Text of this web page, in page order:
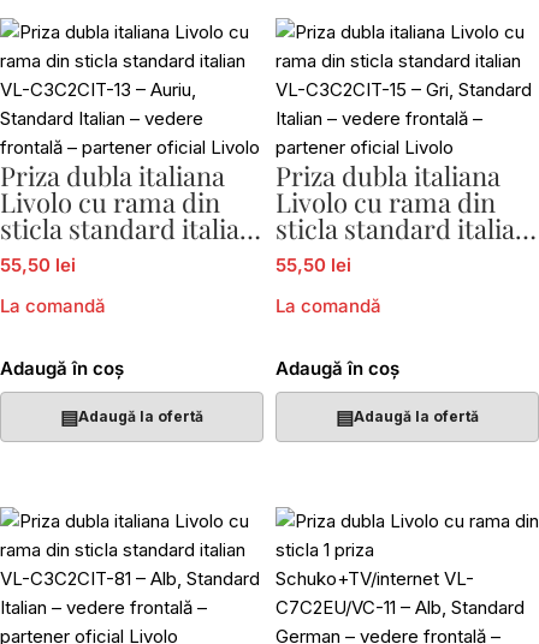
Priza dubla italiana
Livolo cu rama din
sticla standard italian
VL-C3C2CIT-13
55,50 lei
La comandă
Adaugă în coș
▤Adaugă la ofertă
Priza dubla italiana
Livolo cu rama din
sticla standard italian
VL-C3C2CIT-15
55,50 lei
La comandă
Adaugă în coș
▤Adaugă la ofertă